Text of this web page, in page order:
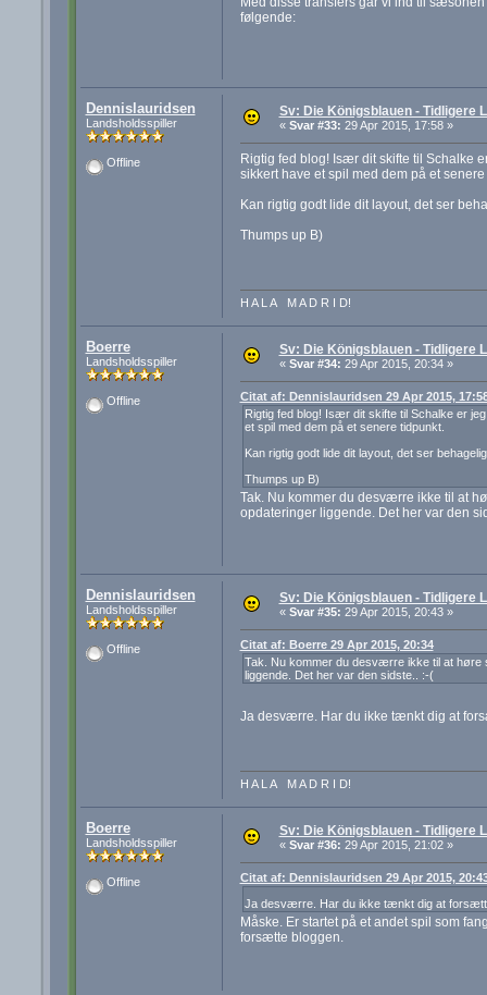
følgende:
Dennislauridsen
Landsholdsspiller
Offline
Sv: Die Königsblauen - Tidligere
« Svar #33: 29 Apr 2015, 17:58 »
Rigtig fed blog! Især dit skifte til Schalke
sikkert have et spil med dem på et
Kan rigtig godt lide dit layout, det ser
Thumps up B)
H A L A M A D R I D!
Boerre
Landsholdsspiller
Offline
Sv: Die Königsblauen - Tidligere
« Svar #34: 29 Apr 2015, 20:34 »
Citat af: Dennislauridsen 29 Apr 2015,
Rigtig fed blog! Især dit skifte til Schalke er
et spil med dem på et senere tidpunkt.
Kan rigtig godt lide dit layout, det ser
Thumps up B)
Tak. Nu kommer du desværre ikke til at
opdateringer liggende. Det her var den
Dennislauridsen
Landsholdsspiller
Offline
Sv: Die Königsblauen - Tidligere
« Svar #35: 29 Apr 2015, 20:43 »
Citat af: Boerre 29 Apr 2015, 20:34
Tak. Nu kommer du desværre ikke til at høre
liggende. Det her var den sidste.. :-(
Ja desværre. Har du ikke tænkt dig at
H A L A M A D R I D!
Boerre
Landsholdsspiller
Offline
Sv: Die Königsblauen - Tidligere
« Svar #36: 29 Apr 2015, 21:02 »
Citat af: Dennislauridsen 29 Apr 2015,
Ja desværre. Har du ikke tænkt dig at
Måske. Er startet på et andet spil som
forsætte bloggen.